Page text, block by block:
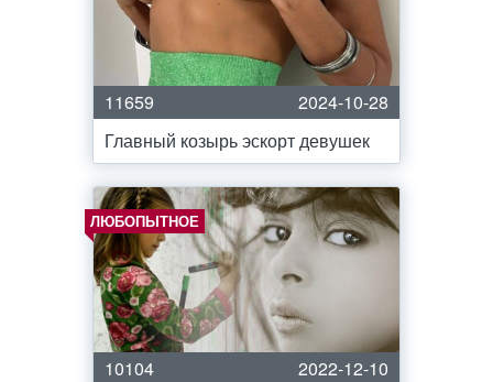
11659
2024-10-28
Главный козырь эскорт девушек
ЛЮБОПЫТНОЕ
10104
2022-12-10